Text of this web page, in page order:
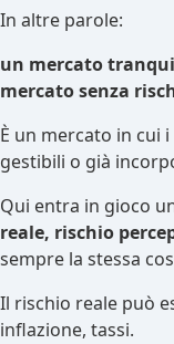
In altre parole:
un mercato
mercato senza
È un mercato in cui
gestibili o già
Qui entra in gioco
reale, rischio
sempre la stessa
Il rischio reale può
inflazione, tassi.